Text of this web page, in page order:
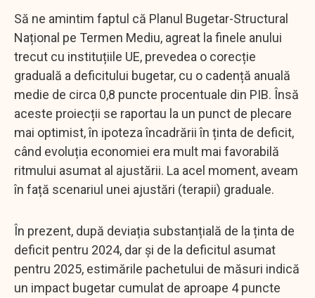
Să ne amintim faptul că Planul Bugetar-Structural
Național pe Termen Mediu, agreat la finele anului
trecut cu instituțiile UE, prevedea o corecție
graduală a deficitului bugetar, cu o cadență anuală
medie de circa 0,8 puncte procentuale din PIB. Însă
aceste proiecții se raportau la un punct de plecare
mai optimist, în ipoteza încadrării în ținta de deficit,
când evoluția economiei era mult mai favorabilă
ritmului asumat al ajustării. La acel moment, aveam
în față scenariul unei ajustări (terapii) graduale.
În prezent, după deviația substanțială de la ținta de
deficit pentru 2024, dar și de la deficitul asumat
pentru 2025, estimările pachetului de măsuri indică
un impact bugetar cumulat de aproape 4 puncte